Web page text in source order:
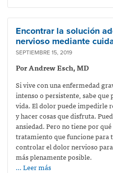
Encontrar la solución
nervioso mediante
SEPTIEMBRE 15, 2019
Por Andrew Esch, MD
Si vive con una enfermedad
intenso o persistente, sabe que
vida. El dolor puede impedirle
y hacer cosas que disfruta.
ansiedad. Pero no tiene por
tratamiento que funcione para
controlar el dolor nervioso
más plenamente posible.
… Leer más